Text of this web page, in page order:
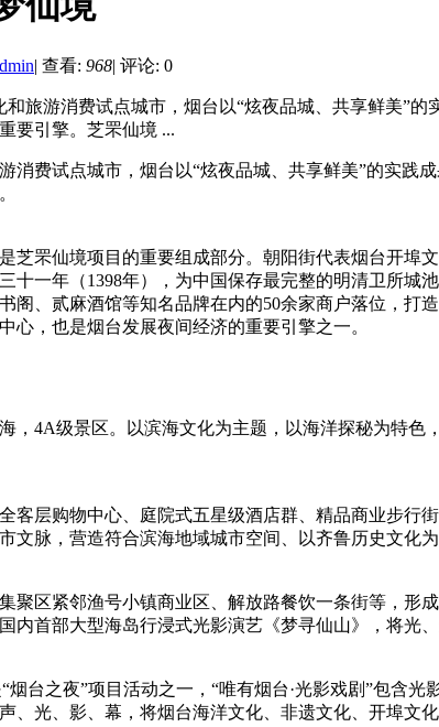
| 查看: 968| 评论: 0
和旅游消费试点城市，烟台以“炫夜品城、共享鲜美”
要引擎。芝罘仙境 ...
消费试点城市，烟台以“炫夜品城、共享鲜美”的实践
芝罘仙境项目的重要组成部分。朝阳街代表烟台开
十一年（1398年），为中国保存最完整的明清卫所城
阁、贰麻酒馆等知名品牌在内的50余家商户落位，
心，也是烟台发展夜间经济的重要引擎之一。
，4A级景区。以滨海文化为主题，以海洋探秘为特
客层购物中心、庭院式五星级酒店群、精品商业步行
文脉，营造符合滨海地域城市空间、以齐鲁历史文化
聚区紧邻渔号小镇商业区、解放路餐饮一条街等，形
内首部大型海岛行浸式光影演艺《梦寻仙山》，将光
“烟台之夜”项目活动之一，“唯有烟台·光影戏剧”包含
、光、影、幕，将烟台海洋文化、非遗文化、开埠文